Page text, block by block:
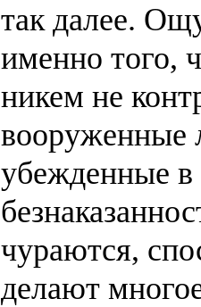
так далее.
именно того,
никем не
вооруженные
убежденные в
чураются,
делают